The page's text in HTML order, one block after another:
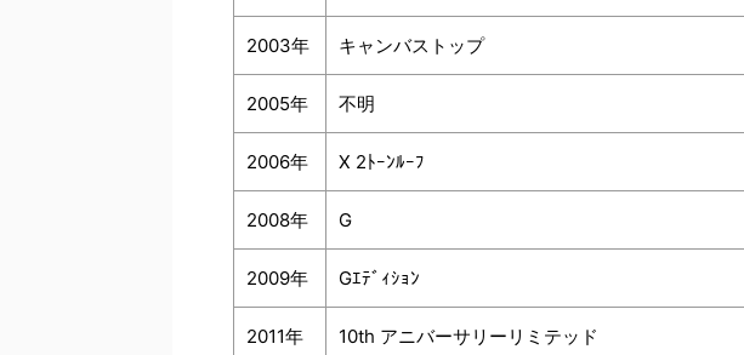
2003年 キャンバストップ
2005年 不明
2006年 X 2ﾄｰﾝﾙｰﾌ
2008年 G
2009年 Gｴﾃﾞｨｼｮﾝ
2011年 10th アニバーサリーリミテッド